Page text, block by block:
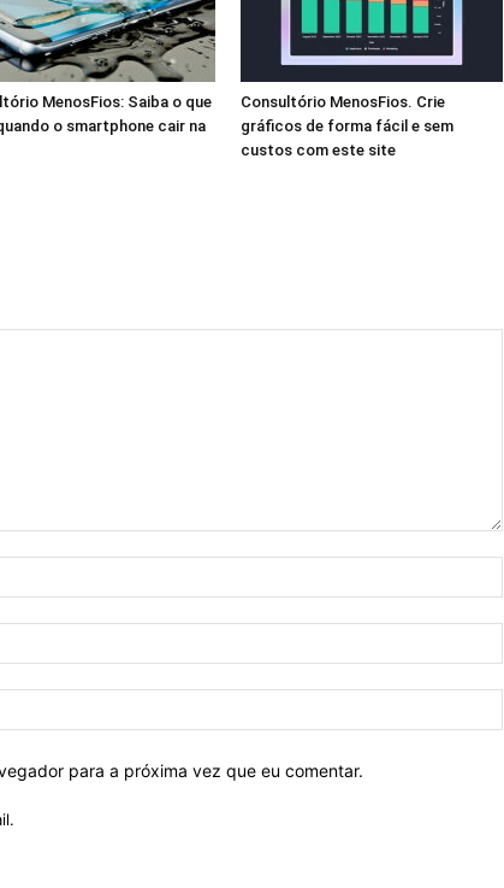
MenosFios: Saiba o que
o smartphone cair na
Consultório MenosFios. Crie
gráficos de forma fácil e sem
custos com este site
para a próxima vez que eu comentar.